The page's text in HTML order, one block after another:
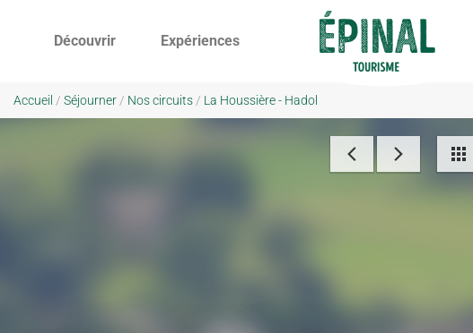
Découvrir Expériences
Accueil / Séjourner / Nos circuits / La Houssière - Hadol